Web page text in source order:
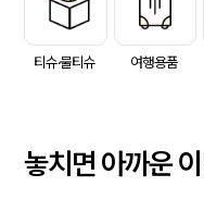
티슈·물티슈 여행용품
놓치면 아까운